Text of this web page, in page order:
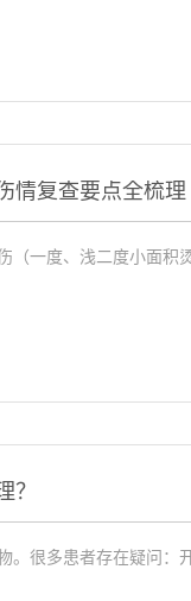
情复查要点全梳理
（一度、浅二度小面
？
。很多患者存在疑问